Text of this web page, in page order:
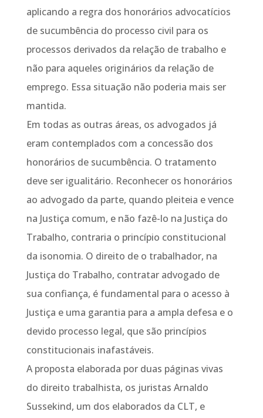
aplicando a regra dos honorários advocatícios
de sucumbência do processo civil para os
processos derivados da relação de trabalho e
não para aqueles originários da relação de
emprego. Essa situação não poderia mais ser
mantida.
Em todas as outras áreas, os advogados já
eram contemplados com a concessão dos
honorários de sucumbência. O tratamento
deve ser igualitário. Reconhecer os honorários
ao advogado da parte, quando pleiteia e vence
na Justiça comum, e não fazê-lo na Justiça do
Trabalho, contraria o princípio constitucional
da isonomia. O direito de o trabalhador, na
Justiça do Trabalho, contratar advogado de
sua confiança, é fundamental para o acesso à
Justiça e uma garantia para a ampla defesa e o
devido processo legal, que são princípios
constitucionais inafastáveis.
A proposta elaborada por duas páginas vivas
do direito trabalhista, os juristas Arnaldo
Sussekind, um dos elaborados da CLT, e